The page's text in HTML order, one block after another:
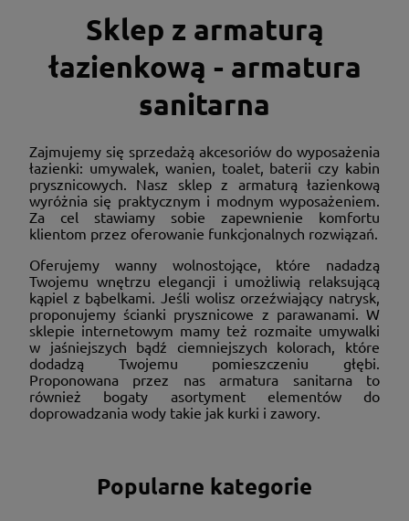
Sklep z armaturą
łazienkową - armatura
sanitarna
Zajmujemy się sprzedażą akcesoriów do wyposażenia
łazienki: umywalek, wanien, toalet, baterii czy kabin
prysznicowych. Nasz sklep z armaturą łazienkową
wyróżnia się praktycznym i modnym wyposażeniem.
Za cel stawiamy sobie zapewnienie komfortu
klientom przez oferowanie funkcjonalnych rozwiązań.
Oferujemy wanny wolnostojące, które nadadzą
Twojemu wnętrzu elegancji i umożliwią relaksującą
kąpiel z bąbelkami. Jeśli wolisz orzeźwiający natrysk,
proponujemy ścianki prysznicowe z parawanami. W
sklepie internetowym mamy też rozmaite umywalki
w jaśniejszych bądź ciemniejszych kolorach, które
dodadzą Twojemu pomieszczeniu głębi.
Proponowana przez nas armatura sanitarna to
również bogaty asortyment elementów do
doprowadzania wody takie jak kurki i zawory.
Popularne kategorie